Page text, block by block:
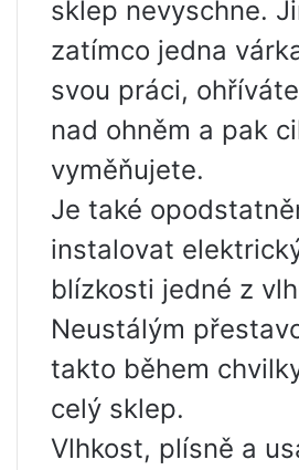
sklep nevyschne.
zatímco jedna
svou práci,
nad ohněm a pak
vyměňujete.
Je také
instalovat
blízkosti jedné z
Neustálým
takto během
celý sklep.
Vlhkost, plísně a